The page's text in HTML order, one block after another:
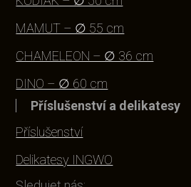
MAMUT – ∅ 55 cm
CHAMELEON – ∅ 36 cm
DINO – ∅ 60 cm
Příslušenství a delikatesy
Příslušenství
Delikatesy INGWO